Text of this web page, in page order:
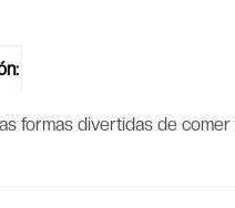
formas divertidas de comer